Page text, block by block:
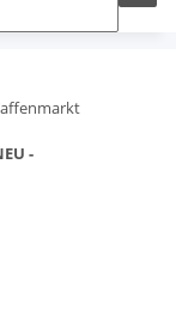
-